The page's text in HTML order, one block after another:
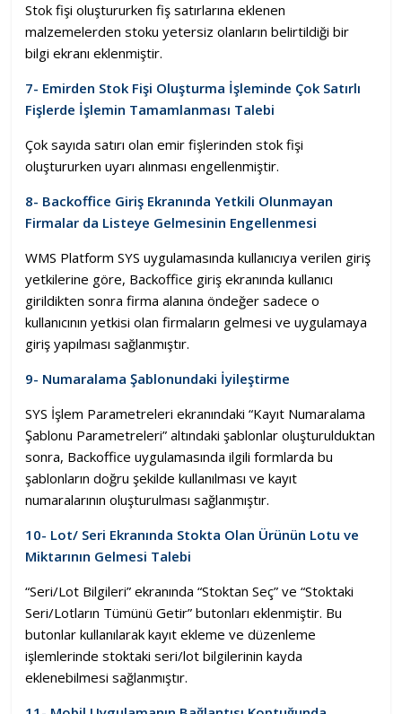
Stok fişi oluştururken fiş satırlarına eklenen
malzemelerden stoku yetersiz olanların belirtildiği bir
bilgi ekranı eklenmiştir.
7- Emirden Stok Fişi Oluşturma İşleminde Çok Satırlı
Fişlerde İşlemin Tamamlanması Talebi
Çok sayıda satırı olan emir fişlerinden stok fişi
oluştururken uyarı alınması engellenmiştir.
8- Backoffice Giriş Ekranında Yetkili Olunmayan
Firmalar da Listeye Gelmesinin Engellenmesi
WMS Platform SYS uygulamasında kullanıcıya verilen giriş
yetkilerine göre, Backoffice giriş ekranında kullanıcı
girildikten sonra firma alanına öndeğer sadece o
kullanıcının yetkisi olan firmaların gelmesi ve uygulamaya
giriş yapılması sağlanmıştır.
9- Numaralama Şablonundaki İyileştirme
SYS İşlem Parametreleri ekranındaki “Kayıt Numaralama
Şablonu Parametreleri” altındaki şablonlar oluşturulduktan
sonra, Backoffice uygulamasında ilgili formlarda bu
şablonların doğru şekilde kullanılması ve kayıt
numaralarının oluşturulması sağlanmıştır.
10- Lot/ Seri Ekranında Stokta Olan Ürünün Lotu ve
Miktarının Gelmesi Talebi
“Seri/Lot Bilgileri” ekranında “Stoktan Seç” ve “Stoktaki
Seri/Lotların Tümünü Getir” butonları eklenmiştir. Bu
butonlar kullanılarak kayıt ekleme ve düzenleme
işlemlerinde stoktaki seri/lot bilgilerinin kayda
eklenebilmesi sağlanmıştır.